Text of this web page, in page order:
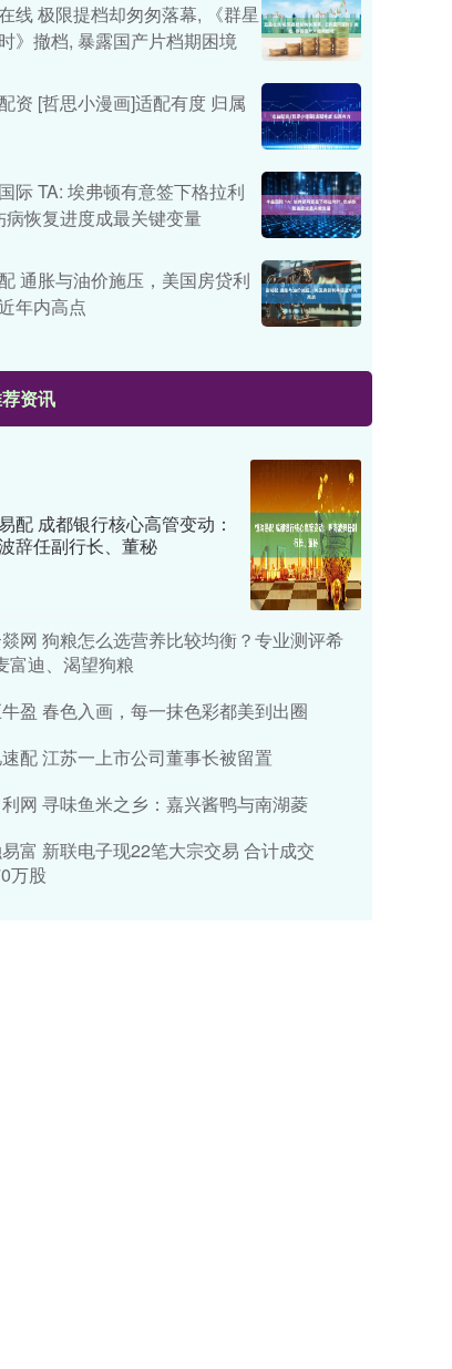
线 极限提档却匆匆落幕, 《群星
》撤档, 暴露国产片档期困境
资 [哲思小漫画]适配有度 归属
际 TA: 埃弗顿有意签下格拉利
病恢复进度成最关键变量
通胀与油价施压，美国房贷利
年内高点
资讯
配 成都银行核心高管变动：
辞任副行长、董秘
网 狗粮怎么选营养比较均衡？专业测评希
富迪、渴望狗粮
盈 春色入画，每一抹色彩都美到出圈
配 江苏一上市公司董事长被留置
网 寻味鱼米之乡：嘉兴酱鸭与南湖菱
富 新联电子现22笔大宗交易 合计成交
万股